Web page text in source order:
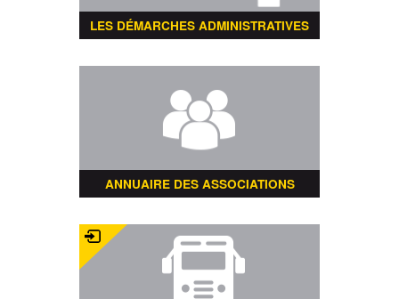
LES DÉMARCHES ADMINISTRATIVES
ANNUAIRE DES ASSOCIATIONS